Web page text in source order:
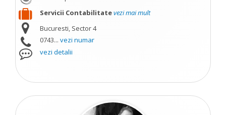
Servicii Contabilitatevezi mai mult
Bucuresti, Sector 4
0743... vezi numar
vezi detalii